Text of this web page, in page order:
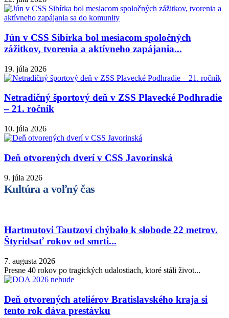
Jún v CSS Sibírka bol mesiacom spoločných
zážitkov, tvorenia a aktívneho zapájania...
19. júla 2026
Netradičný športový deň v ZSS Plavecké Podhradie
– 21. ročník
10. júla 2026
Deň otvorených dverí v CSS Javorinská
9. júla 2026
Kultúra a voľný čas
Hartmutovi Tautzovi chýbalo k slobode 22 metrov.
Štyridsať rokov od smrti...
7. augusta 2026
Presne 40 rokov po tragických udalostiach, ktoré stáli život...
Deň otvorených ateliérov Bratislavského kraja si
tento rok dáva prestávku